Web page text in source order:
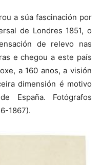
a súa fascinación por
de Londres 1851, o
de relevo nas
e chegou a este país
a 160 anos, a visión
dimensión é motivo
España. Fotógrafos
1867).